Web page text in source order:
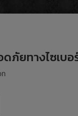
ภัยทางไซเบอ